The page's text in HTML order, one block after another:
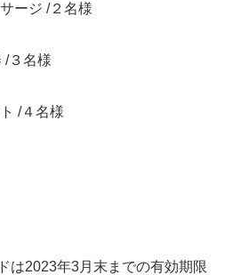
ージ /２名様
３名様
/４名様
は2023年3月末までの有効期限